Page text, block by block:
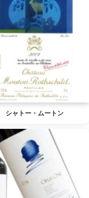
シャトー・ムートン